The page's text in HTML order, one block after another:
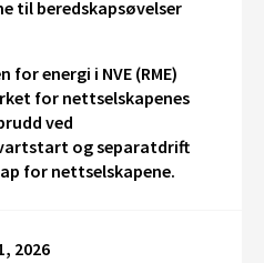
til beredskapsøvelser
energi i NVE (RME)
for nettselskapenes
ved
og separatdrift
for nettselskapene.
2026